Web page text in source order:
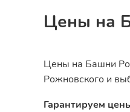
Цены на
Цены на Башни
Рожновского и
Гарантируем